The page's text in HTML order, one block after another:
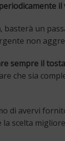
il
, basterà un
non
sempre il
che sia
di avervi
scelta